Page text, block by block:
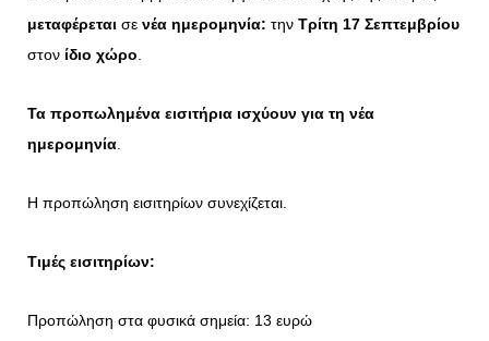
μεταφέρεται σε νέα ημερομηνία: την Τρίτη 17 Σεπτεμβρίου
στον ίδιο χώρο
Τα προπωλημένα εισιτήρια ισχύουν για τη νέα
ημερομηνία
Η προπώληση εισιτηρίων συνεχίζεται.
Τιμές εισιτηρίων:
Προπώληση στα φυσικά σημεία: 13 ευρώ